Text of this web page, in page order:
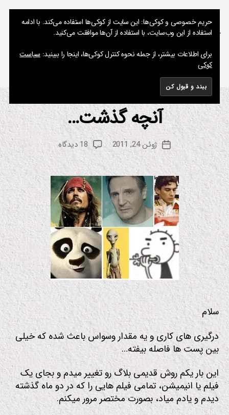
جستجو
نوشته های پراکنده یک مسعود
دسته‌هاان
ی
ش
ن
س
ین
ا
ی
ل
م
آنچه گذشت…
نویسنده
نوشته
از
م
س
ع
و
د
تاریخ
نوشته
ژوئن 24, 2011 18 دیدگاه
برای
آنچه
گذشت…
سلام
درگیری های کاری و یه مقدار وسواس باعث شده که خیلی
بین پست ها فاصله بیفته…
این بار یکم روش قدیمی بلاگ رو تغییر میدم و بجای یک
فیلم یا انیمیشن، تمامی فیلم هایی را که در دو ماه گذشته
دیدم و یادم میاد، بصورت مختصر مرور میکنم.
حریم خصوصی و کوکی‌ها: این سایت از کوکی‌ها استفاده می‌کند. با ادامه
استفاده از این وب‌سایت، با استفاده از آن‌ها موافقت می‌کنید.
برای اطلاعات بیشتر، از جمله نحوه کنترل کوکی‌ها، اینجا را ببینید: سیاست
کوکی